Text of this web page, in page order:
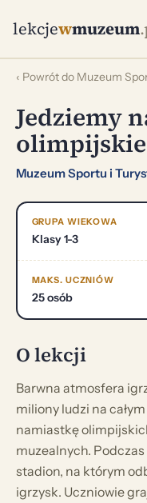
lekcjewmuzeum
‹ Powrót do Muzeum
Jedziemy
olimpijskie
Muzeum Sportu i
GRUPA WIEKOWA
Klasy 1-3
MAKS. UCZNIÓW
25 osób
O lekcji
Barwna atmosfera
miliony ludzi na
namiastkę
muzealnych.
stadion, na którym
igrzysk. Uczniowie